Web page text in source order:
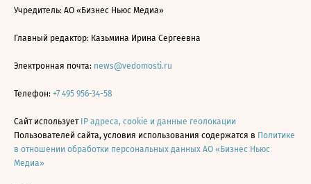
Учредитель: АО «Бизнес Ньюс Медиа»
Главный редактор: Казьмина Ирина Сергеевна
Электронная почта: news@vedomosti.ru
Телефон: +7 495 956-34-58
Сайт использует IP адреса, cookie и данные геолокации
Пользователей сайта, условия использования содержатся в Политике
в отношении обработки персональных данных АО «Бизнес Ньюс
Медиа»